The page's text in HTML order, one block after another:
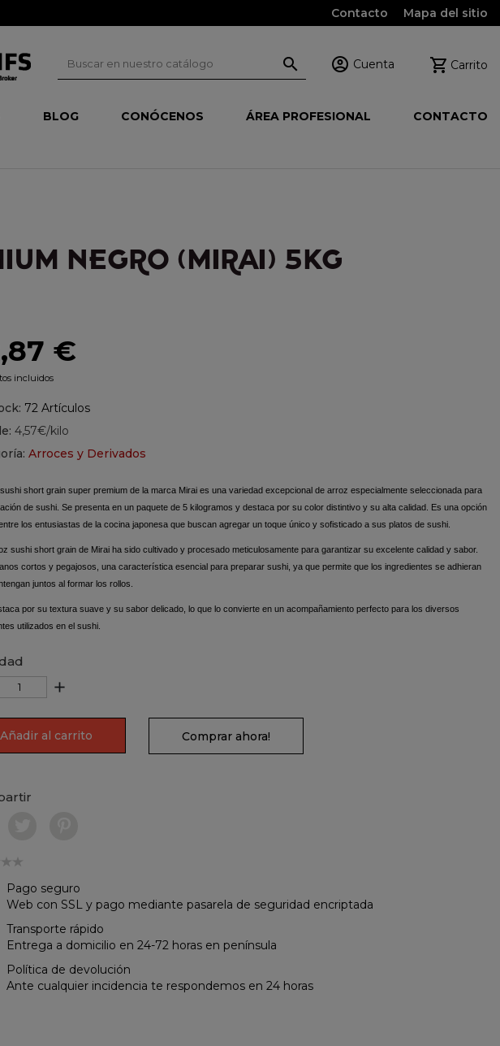
Contacto Mapa del sitio
  Cuenta  Carrito
BLOG CONÓCENOS ÁREA PROFESIONAL CONTACTO
NEGRO (MIRAI) 5KG
€
incluidos
72 Artículos
4,57€/kilo
Arroces y Derivados
short grain super premium de la marca Mirai es una variedad excepcional de arroz especialmente seleccionada para
de sushi. Se presenta en un paquete de 5 kilogramos y destaca por su color distintivo y su alta calidad. Es una opción
los entusiastas de la cocina japonesa que buscan agregar un toque único y sofisticado a sus platos de sushi.
sushi short grain de Mirai ha sido cultivado y procesado meticulosamente para garantizar su excelente calidad y sabor.
cortos y pegajosos, una característica esencial para preparar sushi, ya que permite que los ingredientes se adhieran
juntos al formar los rollos.
por su textura suave y su sabor delicado, lo que lo convierte en un acompañamiento perfecto para los diversos
utilizados en el sushi.
add
Añadir al carrito Comprar ahora!
Pago seguro
Web con SSL y pago mediante pasarela de seguridad encriptada
Transporte rápido
Entrega a domicilio en 24-72 horas en península
Política de devolución
Ante cualquier incidencia te respondemos en 24 horas